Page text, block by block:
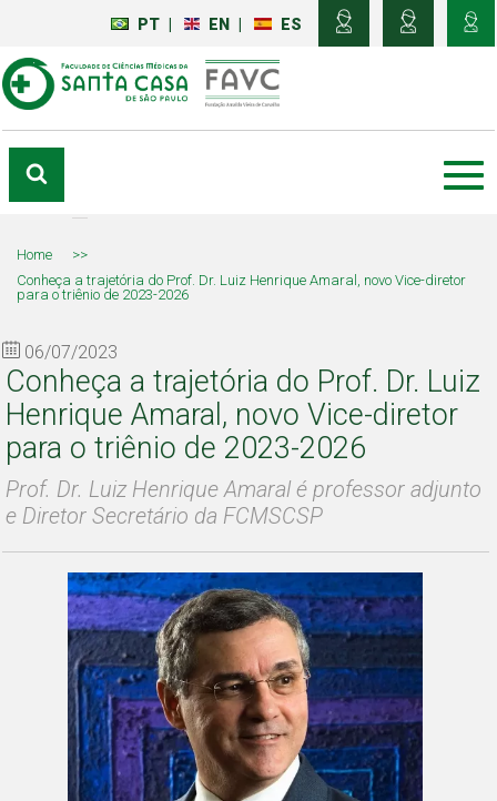
PT EN ES
Home
>>
Conheça a trajetória do Prof. Dr. Luiz Henrique Amaral, novo Vice-diretor
para o triênio de 2023-2026
06/07/2023
Conheça a trajetória do Prof. Dr. Luiz
Henrique Amaral, novo Vice-diretor
para o triênio de 2023-2026
Prof. Dr. Luiz Henrique Amaral é professor adjunto
e Diretor Secretário da FCMSCSP